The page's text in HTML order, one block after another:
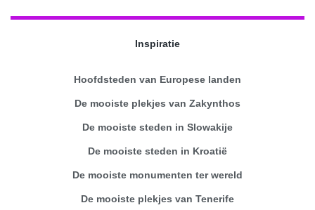
Inspiratie
Hoofdsteden van Europese landen
De mooiste plekjes van Zakynthos
De mooiste steden in Slowakije
De mooiste steden in Kroatië
De mooiste monumenten ter wereld
De mooiste plekjes van Tenerife